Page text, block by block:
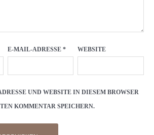
E-MAIL-ADRESSE * WEBSITE
UND WEBSITE IN DIESEM BROWSER
KOMMENTAR SPEICHERN.